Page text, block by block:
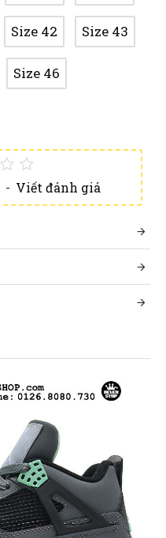
- Viết đánh giá
Size 42 Size 43
Size 46